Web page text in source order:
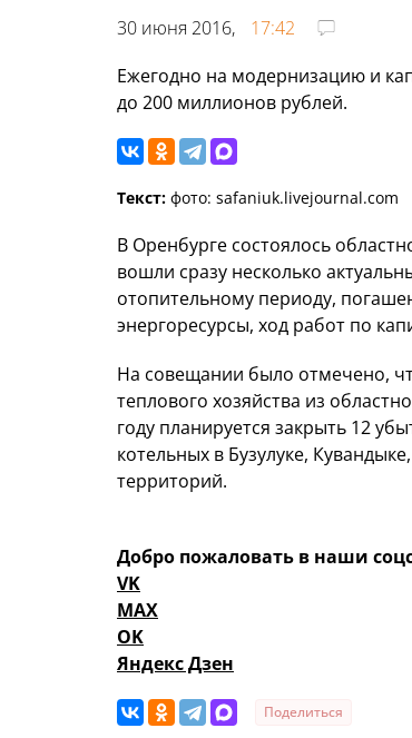
30 июня 2016,
17:42
Ежегодно на модернизацию и
до 200 миллионов рублей.
Текст: фото: safaniuk.livejournal.com
В Оренбурге состоялось
вошли сразу несколько
отопительному периоду,
энергоресурсы, ход работ по
На совещании было отмечено,
теплового хозяйства из
году планируется закрыть 12
котельных в Бузулуке,
территорий.
Добро пожаловать в наши
VK
MAX
OK
Яндекс Дзен
Поделиться